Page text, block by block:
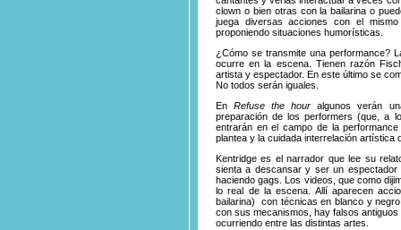
clown o bien otras con la bailarina o
juega diversas acciones con el
proponiendo situaciones humorísticas.
¿Cómo se transmite una performance?
ocurre en la escena. Tienen razón
artista y espectador. En este último se
No todos serán iguales.
En Refuse the hour algunos verán
preparación de los performers (que, a
entrarán en el campo de la
plantea y la cuidada interrelación artística
Kentridge es el narrador que lee su
sienta a descansar y ser un
haciendo gags. Los videos, que como
lo real de la escena. Allí aparecen
bailarina) con técnicas en blanco y
con sus mecanismos, hay falsos
ocurriendo entre las distintas artes.